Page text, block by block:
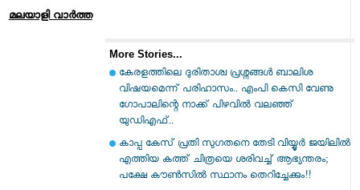
മലയാളി വാര്‍ത്ത
More Stories...
കേരളത്തിലെ ദുരിതാശ്വ പ്രശ്നങ്ങൾ ബാലിശ
വിഷയമെന്ന് പരിഹാസം.. എംപി കെസി വേണു​
ഗോപാലിന്റെ നാക്ക് പിഴവിൽ വലഞ്ഞ്
യുഡിഎഫ്..
കാപ്പ കേസ് പ്രതി സു​ഗതനെ തേടി വിയ്യൂർ ജയിലിൽ
എത്തിയ കത്ത് ചിത്രയെ ശരിവച്ച് ആഭ്യന്തരം;
പക്ഷേ കൗൺസിൽ സ്ഥാനം തെറിച്ചേക്കും!!